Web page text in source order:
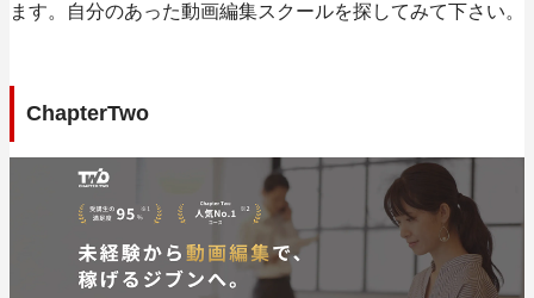
ます。自分のあった動画編集スクールを探してみて下さい。
ChapterTwo